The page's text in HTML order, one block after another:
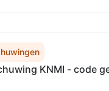
KNMI - code